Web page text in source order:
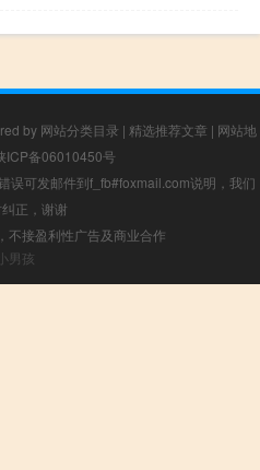
by 网站分类目录 | 精选推荐文章 | 网站地
ICP备06010450号
误可发邮件到f_fb#foxmail.com说明，我们
正，谢谢
不接盈利性广告及商业合作
男孩